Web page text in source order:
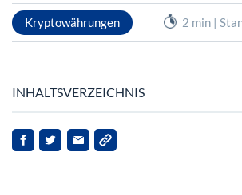
Kryptowährungen 2 min |
INHALTSVERZEICHNIS
Trump-Administration priorisiert
Hauptstadtstatus